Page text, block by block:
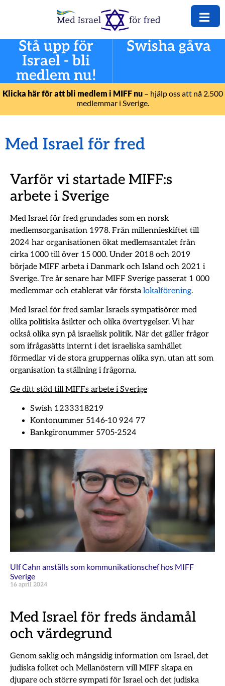
Stå upp för
Israel - bli
medlem nu!
Swisha gåva
Klicka här för att bli medlem i MIFF nu– hjälp oss att nå 2.500
medlemmar i Sverige.
Med Israel för fred
Varför vi startade MIFF:s
arbete i Sverige
Med Israel för fred grundades som en norsk
medlemsorganisation 1978. Från millennieskiftet till
2024 har organisationen ökat medlemsantalet från
cirka 1000 till över 15 000. Under 2018 och 2019
började MIFF arbeta i Danmark och Island och 2021 i
Sverige. Tre år senare har MIFF Sverige passerat 1 000
medlemmar och etablerat vår första lokalförening.
Med Israel för fred samlar Israels sympatisörer med
olika politiska åsikter och olika övertygelser. Vi har
också olika syn på israelisk politik. När det gäller frågor
som ifrågasätts internt i det israeliska samhället
förmedlar vi de stora gruppernas olika syn, utan att som
organisation ta ställning i frågorna.
Ge ditt stöd till MIFFs arbete i Sverige
Swish 1233318219
Kontonummer 5146-10 924 77
Bankgironummer 5705-2524
Ulf Cahn anställs som kommunikationschef hos MIFF
Sverige
16 april 2024
Med Israel för freds ändamål
och värdegrund
Genom saklig och mångsidig information om Israel, det
judiska folket och Mellanöstern vill MIFF skapa en
djupare och större sympati för Israel och det judiska